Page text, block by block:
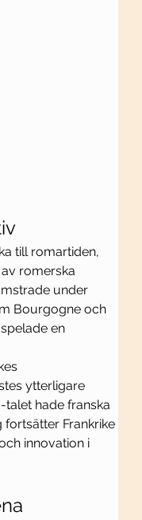
till romartiden,
romerska
under
Bourgogne och
en
ytterligare
talet hade franska
Frankrike
innovation i